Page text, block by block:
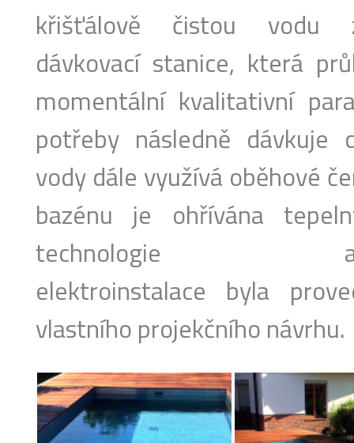
křišťálově čistou vodu
dávkovací stanice, která
momentální kvalitativní
potřeby následně dávkuje
vody dále využívá oběhové
bazénu je ohřívána
technologie
elektroinstalace byla
vlastního projekčního návrhu.